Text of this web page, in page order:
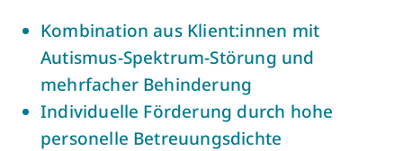
Kombination aus Klient:innen mit
Autismus-Spektrum-Störung und
mehrfacher Behinderung
Individuelle Förderung durch hohe
personelle Betreuungsdichte